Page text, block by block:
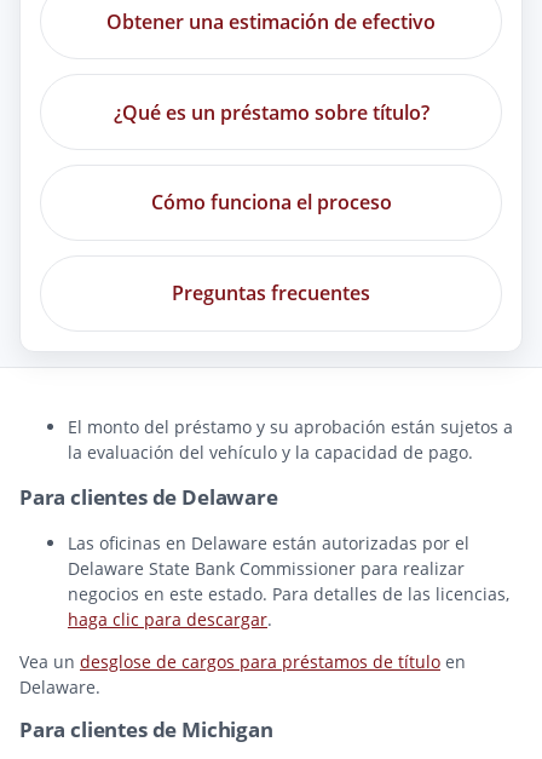
Obtener una estimación de efectivo
¿Qué es un préstamo sobre título?
Cómo funciona el proceso
Preguntas frecuentes
El monto del préstamo y su aprobación están sujetos a
la evaluación del vehículo y la capacidad de pago.
Para clientes de Delaware
Las oficinas en Delaware están autorizadas por el
Delaware State Bank Commissioner para realizar
negocios en este estado. Para detalles de las licencias,
haga clic para descargar.
Vea un desglose de cargos para préstamos de título en
Delaware.
Para clientes de Michigan